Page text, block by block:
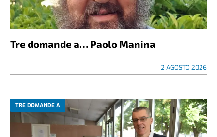
Tre domande a… Paolo Manina
2 AGOSTO 2026
TRE DOMANDE A